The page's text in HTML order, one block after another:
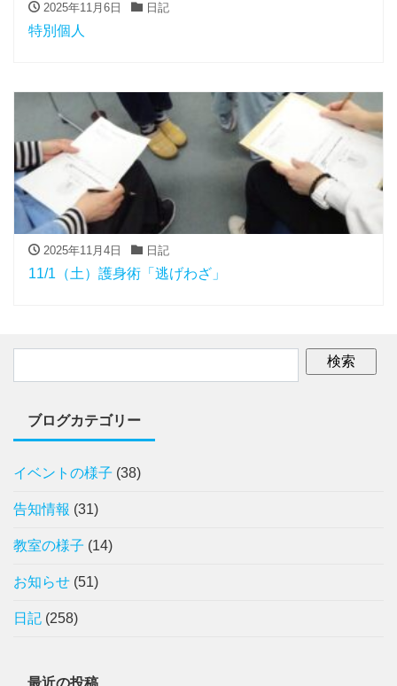
2025年11月6日 日記
特別個人
2025年11月4日 日記
11/1（土）護身術「逃げわざ」
ブログカテゴリー
イベントの様子 (38)
告知情報 (31)
教室の様子 (14)
お知らせ (51)
日記 (258)
最近の投稿